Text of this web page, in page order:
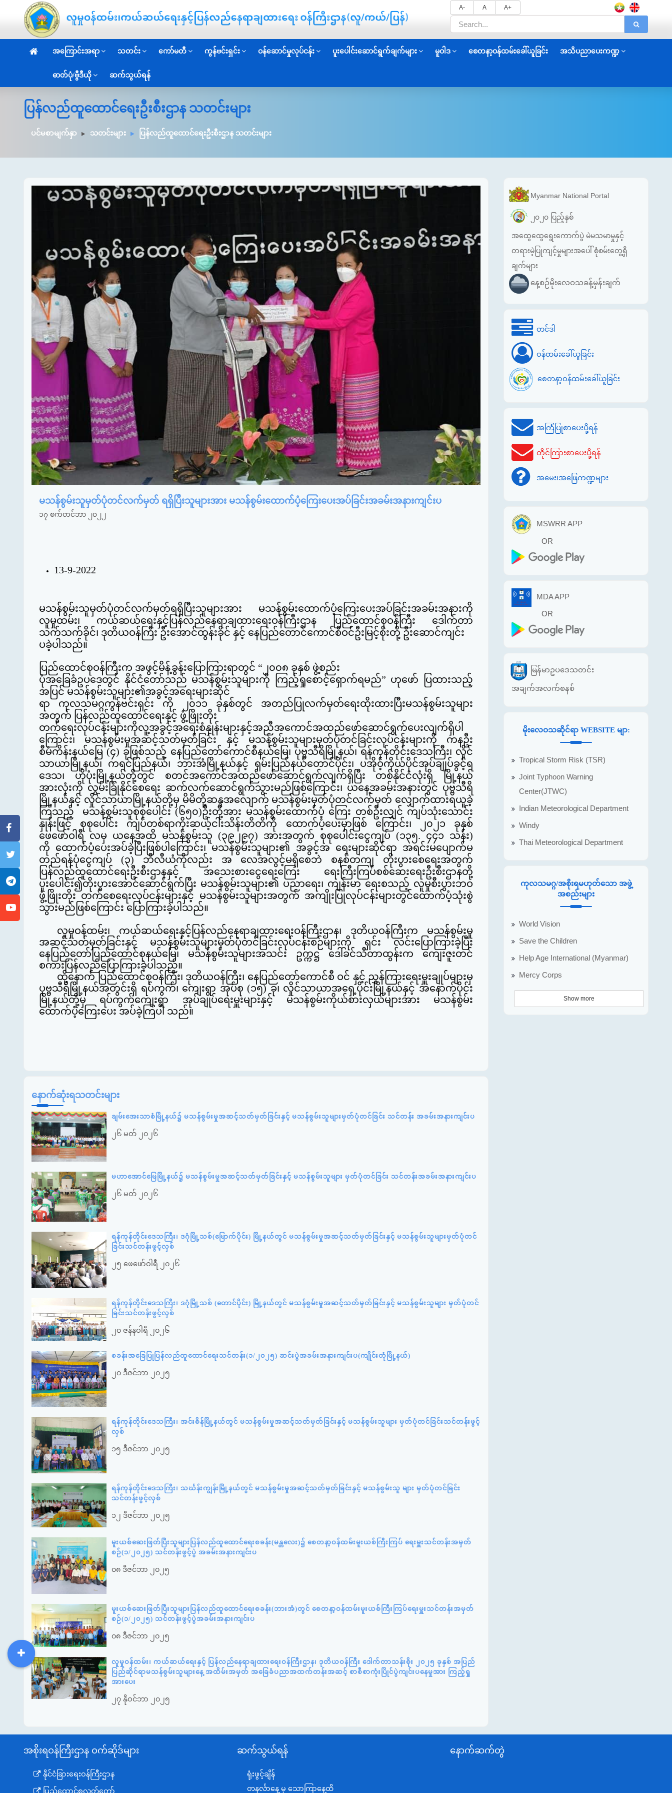
A- A A+
အကြောင်းအရာ သတင်း ကော်မတီ ကွန်ဗင်းရှင်း ဝန်ဆောင်မှုလုပ်ငန်း ပူးပေါင်းဆောင်ရွက်ချက်များ မူဝါဒ စေတနာ့ဝန်ထမ်းခေါ်ယူခြင်း အသိပညာပေးကဏ္ဍ
ဓာတ်ပုံ/ဗွီဒီယို ဆက်သွယ်ရန်
ပြန်လည်ထူထောင်ရေးဦးစီးဌာန သတင်းများ
ပင်မစာမျက်နှာ သတင်းများ ပြန်လည်ထူထောင်ရေးဦးစီးဌာန သတင်းများ
မသန်စွမ်းသူမှတ်ပုံတင်လက်မှတ် ရရှိပြီးသူများအား မသန်စွမ်းထောက်ပံ့ကြေးပေးအပ်ခြင်းအခမ်းအနားကျင်းပ
၁၇ စက်တင်ဘာ ၂၀၂၂
13-9-2022
မသန်စွမ်းသူမှတ်ပုံတင်လက်မှတ်ရရှိပြီးသူများအား မသန်စွမ်းထောက်ပံ့ကြေးပေးအပ်ခြင်းအခမ်းအနားကို
လူမှုထမ်း၊ ကယ်ဆယ်ရေးနှင့်ပြန်လည်နေရာချထားရေးဝန်ကြီးဌာန ပြည်ထောင်စုဝန်ကြီး ဒေါက်တာ
သက်သက်ခိုင်၊ ဒုတိယဝန်ကြီး ဦးအောင်ထွန်းခိုင် နှင့် နေပြည်တောင်ကောင်စီဝင်ဦးမြင့်စိုးတို့ ဦးဆောင်ကျင်း
ပခဲ့ပါသည်။
ပြည်ထောင်စုဝန်ကြီးက အဖွင့်မိန့်ခွန်းပြောကြားရာတွင် “၂၀၀၈ ခုနှစ် ဖွဲ့စည်း
ပုံအခြေခံဥပဒေတွင် နိုင်ငံတော်သည် မသန်စွမ်းသူများကို ကြည့်ရှုစောင့်ရှောက်ရမည်” ဟုဖော် ပြထားသည့်
အပြင် မသန်စွမ်းသူများ၏အခွင့်အရေးများဆိုင်
ရာ ကုလသမဂ္ဂကွန်ဗင်းရှင်း ကို ၂၀၁၁ ခုနှစ်တွင် အတည်ပြုလက်မှတ်ရေးထိုးထားပြီးမသန်စွမ်းသူများ
အတွက် ပြန်လည်ထူထောင်ရေးနှင့် ဖွံ့ဖြိုးတိုး
တက်ရေးလုပ်ငန်းများကိုလူ့အခွင့်အရေးစံနှုန်းများနှင့်အညီအကောင်အထည်ဖော်ဆောင်ရွက်ပေးလျက်ရှိပါ
ကြောင်း၊ မသန်စွမ်းမှုအဆင့်သတ်မှတ်ခြင်း နှင့် မသန်စွမ်းသူများမှတ်ပုံတင်ခြင်းလုပ်ငန်းများကို ကနဦး
စီမံကိန်းနယ်မြေ (၄) ခုဖြစ်သည့် နေပြည်တော်ကောင်စီနယ်မြေ၊ ပုဗ္ဗသီရိမြို့နယ်၊ ရန်ကုန်တိုင်းဒေသကြီး၊ လှိုင်
သာယာမြို့နယ်၊ ကရင်ပြည်နယ်၊ ဘားအံမြို့နယ်နှင့် ရှမ်းပြည်နယ်တောင်ပိုင်း၊ ပအိုဝ့်ကိုယ်ပိုင်အုပ်ချုပ်ခွင့်ရ
ဒေသ၊ ဟိုပုံးမြို့နယ်တို့တွင် စတင်အကောင်အထည်ဖော်ဆောင်ရွက်လျက်ရှိပြီး တစ်နိုင်ငံလုံးရှိ မြို့နယ်
အားလုံးကို လွှမ်းခြုံနိုင်စေရေး ဆက်လက်ဆောင်ရွက်သွားမည်ဖြစ်ကြောင်း၊ ယနေ့အခမ်းအနားတွင် ပုဗ္ဗသီရိ
မြို့နယ်နှင့် လှိုင်သာယာမြို့နယ်တို့မှ မိမိတို့ဆန္ဒအလျောက် မသန်စွမ်းမှတ်ပုံတင်လက်မှတ် လျှောက်ထားရယူခဲ့
ကြသည့် မသန်စွမ်းသူစုစုပေါင်း (၆၅၀)ဦးတို့အား မသန်စွမ်းထောက်ပံ့ ကြေး တစ်ဦးလျှင် ကျပ်သုံးသောင်း
နှုန်းဖြင့် စုစုပေါင်း ကျပ်တစ်ရာကိုးဆယ့်ငါးသိန်းတိတိကို ထောက်ပံ့ပေးမှာဖြစ် ကြောင်း၊ ၂၀၂၁ ခုနှစ်
ဖေဖော်ဝါရီ လမှ ယနေ့အထိ မသန်စွမ်းသူ (၃၉၂၉၇) အားအတွက် စုစုပေါင်းငွေကျပ် (၁၃၅. ၄၄၁ သန်း)
ကို ထောက်ပံ့ပေးအပ်ခဲ့ပြီးဖြစ်ပါကြောင်း၊ မသန်စွမ်းသူများ၏ အခွင့်အ ရေးများဆိုင်ရာ အရင်းမပျောက်မ
တည်ရန်ပုံငွေကျပ် (၃) ဘီလီယံကိုလည်း အ လေအလွင့်မရှိစေဘဲ စနစ်တကျ တိုးပွားစေရေးအတွက်
ပြန်လည်ထူထောင်ရေးဦးစီးဌာနနှင့် အသေးစားငွေရေးကြေး ရေးကြီးကြပ်စစ်ဆေးရေးဦးစီးဌာနတို့
ပူးပေါင်း၍တိုးပွားအောင်ဆောင်ရွက်ပြီး မသန်စွမ်းသူများ၏ ပညာရေး၊ ကျန်းမာ ရေးစသည့် လူမှုစီးပွားဘဝ
ဖွံ့ဖြိုးတိုး တက်စေရေးလုပ်ငန်းများနှင့် မသန်စွမ်းသူများအတွက် အကျိုးပြုလုပ်ငန်းများတွင်ထောက်ပံ့သုံးစွဲ
သွားမည်ဖြစ်ကြောင်း ပြောကြားခဲ့ပါသည်။
လူမှုဝန်ထမ်း၊ ကယ်ဆယ်ရေးနှင့်ပြန်လည်နေရာချထားရေးဝန်ကြီးဌာန၊ ဒုတိယဝန်ကြီးက မသန်စွမ်းမှု
အဆင့်သတ်မှတ်ခြင်းနှင့် မသန်စွမ်းသူများမှတ်ပုံတင်ခြင်းလုပ်ငန်းစဉ်များကို ရှင်း လင်းပြောကြားခဲ့ပြီး
နေပြည်တော်ပြည်ထောင်စုနယ်မြေ၊ မသန်စွမ်းသူများအသင်း ဥက္ကဋ္ဌ ဒေါ်ခင်သီတာထွန်းက ကျေးဇူးတင်
စကားပြန်လည်ပြောကြားခဲ့ပါသည်။
ထို့နောက် ပြည်ထောင်စုဝန်ကြီး၊ ဒုတိယဝန်ကြီး၊ နေပြည်တော်ကောင်စီ ဝင် နှင့် ညွှန်ကြားရေးမှူးချုပ်များမှ
ပုဗ္ဗသီရိမြို့နယ်အတွင်းရှိ ရပ်ကွက်၊ ကျေးရွာ အုပ်စု (၁၅) ခု၊ လှိုင်သာယာအရှေ့ပိုင်းမြို့နယ်နှင့် အနောက်ပိုင်း
မြို့နယ်တို့မှ ရပ်ကွက်ကျေးရွာ အုပ်ချုပ်ရေးမှူးများနှင့် မသန်စွမ်းကိုယ်စားလှယ်များအား မသန်စွမ်း
ထောက်ပံ့ကြေးပေး အပ်ခဲ့ ကြပါ သည်။
နောက်ဆုံးရသတင်းများ
ချမ်းအေးသာစံမြို့နယ်၌ မသန်စွမ်းမှုအဆင့်သတ်မှတ်ခြင်းနှင့် မသန်စွမ်းသူများမှတ်ပုံတင်ခြင်း သင်တန်း အခမ်းအနားကျင်းပ
၂၆ မတ် ၂၀၂၆
မဟာအောင်မြေမြို့နယ်၌ မသန်စွမ်းမှုအဆင့်သတ်မှတ်ခြင်းနှင့် မသန်စွမ်းသူများ မှတ်ပုံတင်ခြင်း သင်တန်းအခမ်းအနားကျင်းပ
၂၆ မတ် ၂၀၂၆
ရန်ကုန်တိုင်းဒေသကြီး၊ ဒဂုံမြို့သစ်(မြောက်ပိုင်း) မြို့နယ်တွင် မသန်စွမ်းမှုအဆင့်သတ်မှတ်ခြင်းနှင့် မသန်စွမ်းသူများမှတ်ပုံတင်
ခြင်းသင်တန်းဖွင့်လှစ်
၂၅ ဖေဖော်ဝါရီ ၂၀၂၆
ရန်ကုန်တိုင်းဒေသကြီး၊ ဒဂုံမြို့သစ် (တောင်ပိုင်း) မြို့နယ်တွင် မသန်စွမ်းမှုအဆင့်သတ်မှတ်ခြင်းနှင့် မသန်စွမ်းသူများ မှတ်ပုံတင်
ခြင်းသင်တန်းဖွင့်လှစ်
၂၀ ဇန်နဝါရီ ၂၀၂၆
စခန်းအခြေပြုပြန်လည်ထူထောင်ရေးသင်တန်း(၁/၂၀၂၅) ဆင်းပွဲအခမ်းအနားကျင်းပ(ကျိုင်းတုံမြို့နယ်)
၂၀ ဒီဇင်ဘာ ၂၀၂၅
ရန်ကုန်တိုင်းဒေသကြီး၊ အင်းစိန်မြို့နယ်တွင် မသန်စွမ်းမှုအဆင့်သတ်မှတ်ခြင်းနှင့် မသန်စွမ်းသူများ မှတ်ပုံတင်ခြင်းသင်တန်းဖွင့်
လှစ်
၁၅ ဒီဇင်ဘာ ၂၀၂၅
ရန်ကုန်တိုင်းဒေသကြီး၊ သင်္ဃန်းကျွန်းမြို့နယ်တွင် မသန်စွမ်းမှုအဆင့်သတ်မှတ်ခြင်းနှင့် မသန်စွမ်းသူ များ မှတ်ပုံတင်ခြင်း
သင်တန်းဖွင့်လှစ်
၁၂ ဒီဇင်ဘာ ၂၀၂၅
မူးယစ်ဆေးဖြတ်ပြီးသူများပြန်လည်ထူထောင်ရေးစခန်း(မန္တလေး)၌ စေတနာ့ဝန်ထမ်းမူးယစ်ကြီးကြပ် ရေးမှူးသင်တန်းအမှတ်
စဉ်(၁/၂၀၂၅) သင်တန်းဖွင့်ပွဲ အခမ်းအနားကျင်းပ
၀၈ ဒီဇင်ဘာ ၂၀၂၅
မူးယစ်ဆေးဖြတ်ပြီးသူများပြန်လည်ထူထောင်ရေးစခန်း(ဘားအံ)တွင် စေတနာ့ဝန်ထမ်းမူးယစ်ကြီးကြပ်ရေးမှူးသင်တန်းအမှတ်
စဉ်(၁/၂၀၂၅) သင်တန်းဖွင့်ပွဲအခမ်းအနားကျင်းပ
၀၈ ဒီဇင်ဘာ ၂၀၂၅
လူမှုဝန်ထမ်း၊ ကယ်ဆယ်ရေးနှင့် ပြန်လည်နေရာချထားရေးဝန်ကြီးဌာန၊ ဒုတိယဝန်ကြီး ဒေါက်တာသန်းစိုး ၂၀၂၅ ခုနှစ် အပြည်
ပြည်ဆိုင်ရာမသန်စွမ်းသူများနေ့ အထိမ်းအမှတ် အခြေခံပညာအထက်တန်းအဆင့် စာစီစာကုံးပြိုင်ပွဲကျင်းပနေမှုအား ကြည့်ရှု
အားပေး
၂၇ နိုဝင်ဘာ ၂၀၂၅
Myanmar National Portal
၂၀၂၀ ပြည့်နှစ်
အထွေထွေရွေးကောက်ပွဲ မဲမသမာမှုနှင့်
တရားမဲ့ပြုကျင့်မှုများအပေါ် စုံစမ်းတွေ့ရှိ
ချက်များ
နေ့စဉ်မိုးလေဝသခန့်မှန်းချက်
တင်ဒါ
ဝန်ထမ်းခေါ်ယူခြင်း
စေတနာ့ဝန်ထမ်းခေါ်ယူခြင်း
အကြံပြုစာပေးပို့ရန်
တိုင်ကြားစာပေးပို့ရန်
အမေး၊အဖြေကဏ္ဍများ
MSWRR APP
OR
MDA APP
OR
မြန်မာဥပဒေသတင်း
အချက်အလက်စနစ်
မိုးလေဝသဆိုင်ရာ WEBSITE မျာ:
Tropical Storm Risk (TSR)
Joint Typhoon Warning
Center(JTWC)
Indian Meteorological Department
Windy
Thai Meteorological Department
ကုလသမဂ္ဂ/အစိုးရမဟုတ်သော အဖွဲ့
အစည်းများ
World Vision
Save the Children
Help Age International (Myanmar)
Mercy Corps
Show more
အစိုးရဝန်ကြီးဌာန ဝက်ဆိုဒ်များ
နိုင်ငံခြားရေးဝန်ကြီးဌာန
ပြည်ထောင်စုလွှတ်တော်
ဆက်သွယ်ရန်
ရုံးဖွင့်ချိန်
တနင်္လာနေ့ မှ သောကြာနေ့ထိ
နောက်ဆက်တွဲ